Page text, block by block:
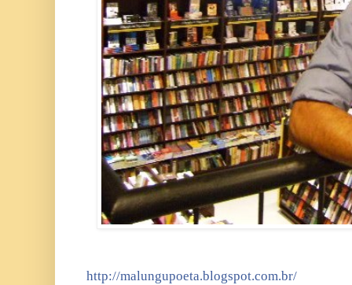
http://malungupoeta.blogspot.com.br/